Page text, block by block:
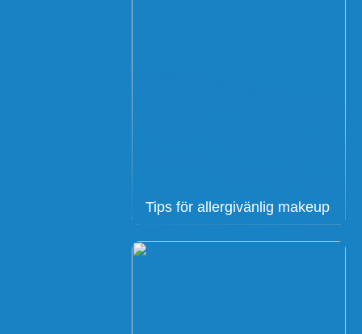
Tips för allergivänlig makeup